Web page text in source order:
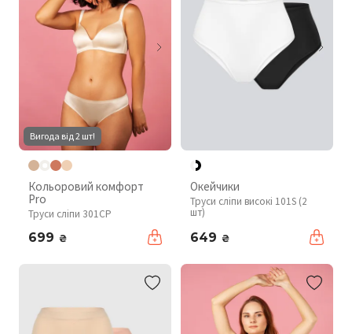
Вигода від 2 шт!
Кольоровий комфорт
Pro
Труси сліпи 301CP
699 ₴
Окейчики
Труси сліпи високі 101S (2
шт)
649 ₴